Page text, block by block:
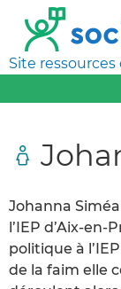
Site ressources
Johanna
l’IEP d’Aix-en-
politique à
de la faim elle